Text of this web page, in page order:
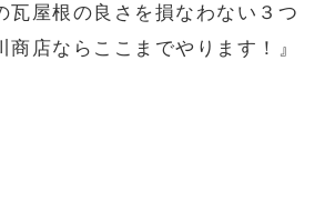
瓦屋根の良さを損なわない３つ
店ならここまでやります！』